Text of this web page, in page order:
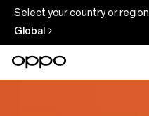
Select your country or region
Global